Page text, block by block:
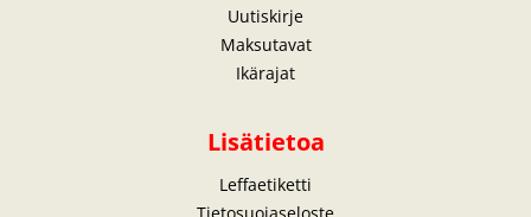
Uutiskirje
Maksutavat
Ikärajat
Lisätietoa
Leffaetiketti